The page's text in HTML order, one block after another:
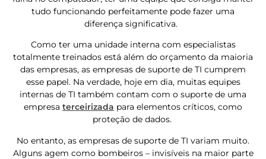
tudo funcionando perfeitamente pode fazer uma
diferença significativa.
Como ter uma unidade interna com especialistas
totalmente treinados está além do orçamento da maioria
das empresas, as empresas de suporte de TI cumprem
esse papel. Na verdade, hoje em dia, muitas equipes
internas de TI também contam com o suporte de uma
empresa terceirizada para elementos críticos, como
proteção de dados.
No entanto, as empresas de suporte de TI variam muito.
Alguns agem como bombeiros – invisíveis na maior parte